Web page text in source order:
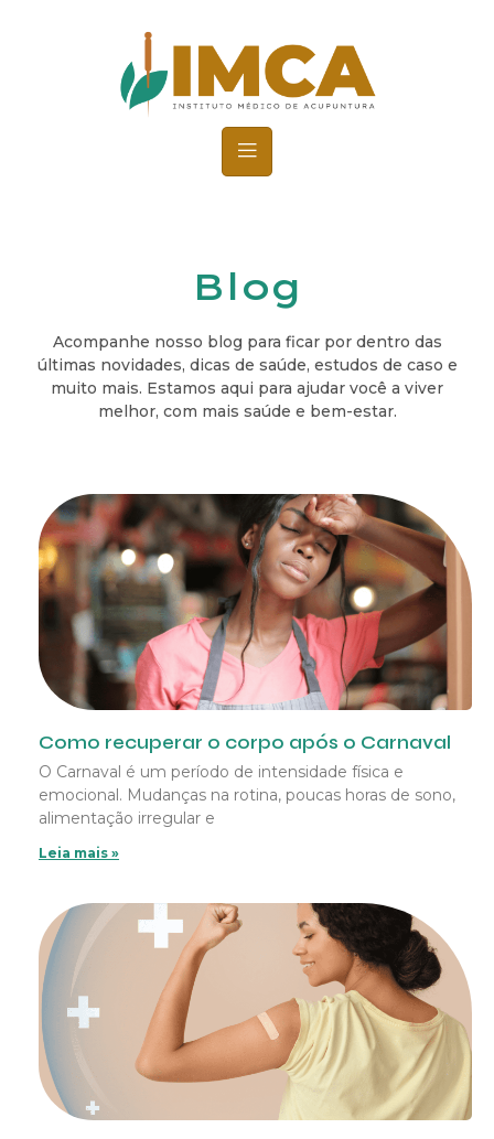
Blog
Acompanhe nosso blog para ficar por dentro das
últimas novidades, dicas de saúde, estudos de caso e
muito mais. Estamos aqui para ajudar você a viver
melhor, com mais saúde e bem-estar.
Como recuperar o corpo após o Carnaval
O Carnaval é um período de intensidade física e
emocional. Mudanças na rotina, poucas horas de sono,
alimentação irregular e
Leia mais »